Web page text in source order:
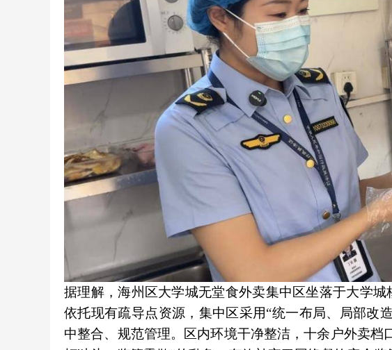
据理解，海州区大学城无堂食外卖集中区坐落于大学
依托现有疏导点资源，集中区采用“统一布局、局部改
中整合、规范管理。区内环境干净整洁，十余户外卖